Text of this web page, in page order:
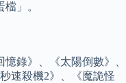
」。
錄》、《太陽倒數》、
速殺機2》、《魔詭怪